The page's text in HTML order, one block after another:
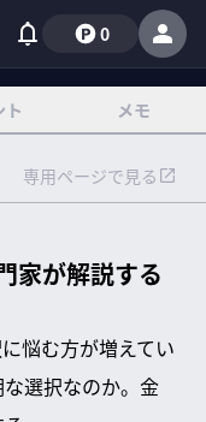
0
ト メモ
専用ページで見る
家が解説する
悩む方が増えてい
選択なのか。金